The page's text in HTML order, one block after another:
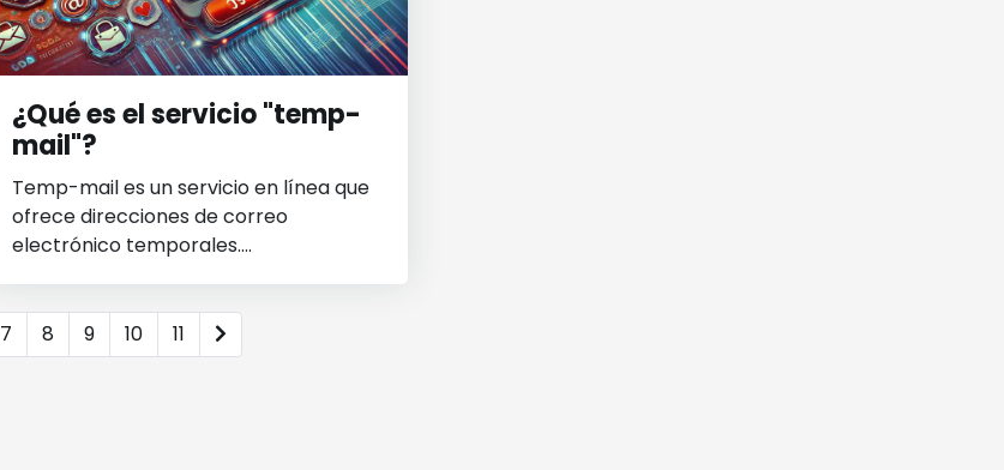
¿Qué es el servicio "temp-
mail"?
Temp-mail es un servicio en línea que
ofrece direcciones de correo
electrónico temporales....
7 8 9 10 11